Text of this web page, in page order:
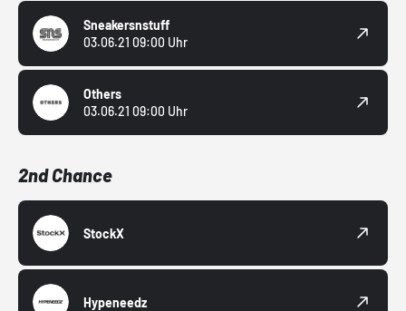
Sneakersnstuff
03.06.21 09:00 Uhr
Others
03.06.21 09:00 Uhr
2nd Chance
StockX
Hypeneedz